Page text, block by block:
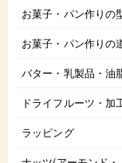
お菓子・パン作りの
お菓子・パン作りの
バター・乳製品・油
ドライフルーツ・加
ラッピング